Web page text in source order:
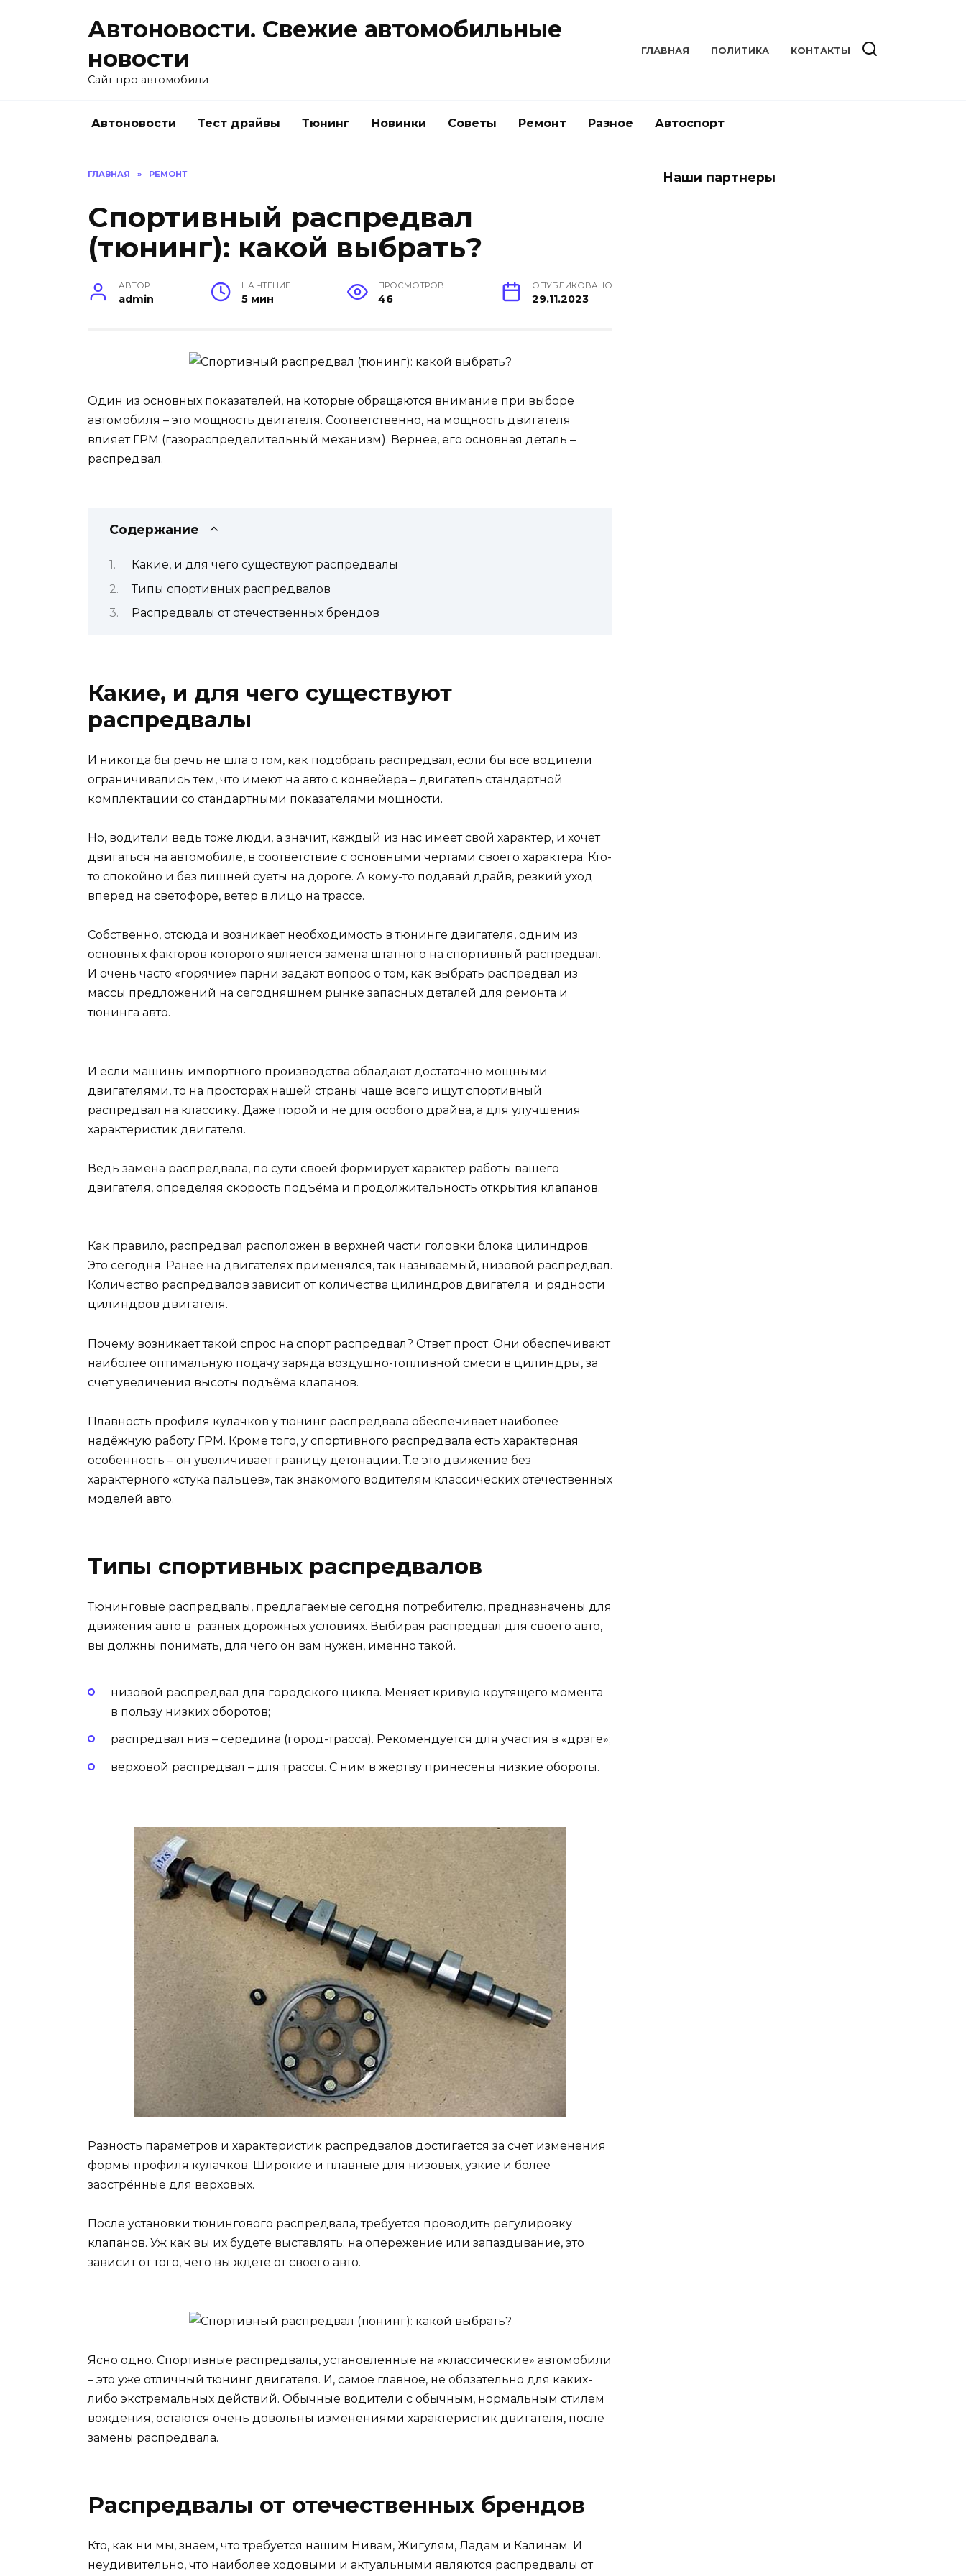
Автоновости. Свежие автомобильные
новости
Сайт про автомобили
ГЛАВНАЯ ПОЛИТИКА КОНТАКТЫ
Автоновости Тест драйвы Тюнинг Новинки Советы Ремонт Разное Автоспорт
ГЛАВНАЯ » РЕМОНТ
Спортивный распредвал
(тюнинг): какой выбрать?
АВТОР
admin
НА ЧТЕНИЕ
5 мин
ПРОСМОТРОВ
46
ОПУБЛИКОВАНО
29.11.2023
Один из основных показателей, на которые обращаются внимание при выборе
автомобиля – это мощность двигателя. Соответственно, на мощность двигателя
влияет ГРМ (газораспределительный механизм). Вернее, его основная деталь –
распредвал.
Содержание
Какие, и для чего существуют распредвалы
Типы спортивных распредвалов
Распредвалы от отечественных брендов
Какие, и для чего существуют
распредвалы
И никогда бы речь не шла о том, как подобрать распредвал, если бы все водители
ограничивались тем, что имеют на авто с конвейера – двигатель стандартной
комплектации со стандартными показателями мощности.
Но, водители ведь тоже люди, а значит, каждый из нас имеет свой характер, и хочет
двигаться на автомобиле, в соответствие с основными чертами своего характера. Кто-
то спокойно и без лишней суеты на дороге. А кому-то подавай драйв, резкий уход
вперед на светофоре, ветер в лицо на трассе.
Собственно, отсюда и возникает необходимость в тюнинге двигателя, одним из
основных факторов которого является замена штатного на спортивный распредвал.
И очень часто «горячие» парни задают вопрос о том, как выбрать распредвал из
массы предложений на сегодняшнем рынке запасных деталей для ремонта и
тюнинга авто.
И если машины импортного производства обладают достаточно мощными
двигателями, то на просторах нашей страны чаще всего ищут спортивный
распредвал на классику. Даже порой и не для особого драйва, а для улучшения
характеристик двигателя.
Ведь замена распредвала, по сути своей формирует характер работы вашего
двигателя, определяя скорость подъёма и продолжительность открытия клапанов.
Как правило, распредвал расположен в верхней части головки блока цилиндров.
Это сегодня. Ранее на двигателях применялся, так называемый, низовой распредвал.
Количество распредвалов зависит от количества цилиндров двигателя и рядности
цилиндров двигателя.
Почему возникает такой спрос на спорт распредвал? Ответ прост. Они обеспечивают
наиболее оптимальную подачу заряда воздушно-топливной смеси в цилиндры, за
счет увеличения высоты подъёма клапанов.
Плавность профиля кулачков у тюнинг распредвала обеспечивает наиболее
надёжную работу ГРМ. Кроме того, у спортивного распредвала есть характерная
особенность – он увеличивает границу детонации. Т.е это движение без
характерного «стука пальцев», так знакомого водителям классических отечественных
моделей авто.
Типы спортивных распредвалов
Тюнинговые распредвалы, предлагаемые сегодня потребителю, предназначены для
движения авто в разных дорожных условиях. Выбирая распредвал для своего авто,
вы должны понимать, для чего он вам нужен, именно такой.
низовой распредвал для городского цикла. Меняет кривую крутящего момента
в пользу низких оборотов;
распредвал низ – середина (город-трасса). Рекомендуется для участия в «дрэге»;
верховой распредвал – для трассы. С ним в жертву принесены низкие обороты.
Разность параметров и характеристик распредвалов достигается за счет изменения
формы профиля кулачков. Широкие и плавные для низовых, узкие и более
заострённые для верховых.
После установки тюнингового распредвала, требуется проводить регулировку
клапанов. Уж как вы их будете выставлять: на опережение или запаздывание, это
зависит от того, чего вы ждёте от своего авто.
Ясно одно. Спортивные распредвалы, установленные на «классические» автомобили
– это уже отличный тюнинг двигателя. И, самое главное, не обязательно для каких-
либо экстремальных действий. Обычные водители с обычным, нормальным стилем
вождения, остаются очень довольны изменениями характеристик двигателя, после
замены распредвала.
Распредвалы от отечественных брендов
Кто, как ни мы, знаем, что требуется нашим Нивам, Жигулям, Ладам и Калинам. И
неудивительно, что наиболее ходовыми и актуальными являются распредвалы от
Наши партнеры